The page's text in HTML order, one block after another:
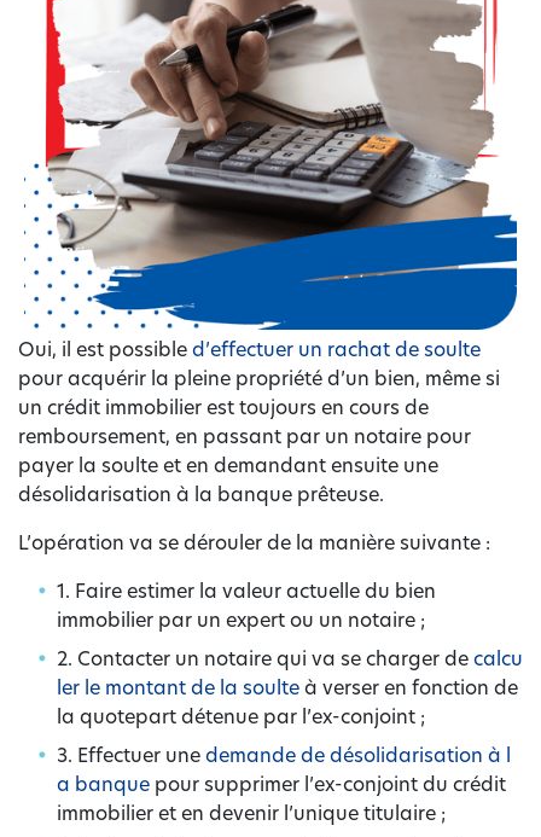
Oui, il est possibled’effectuer un rachat de soulte
pour acquérir la pleine propriété d’un bien, même si
un crédit immobilier est toujours en cours de
remboursement, en passant par un notaire pour
payer la soulte et en demandant ensuite une
désolidarisation à la banque prêteuse.
L’opération va se dérouler de la manière suivante :
1. Faire estimer la valeur actuelle du bien
immobilier par un expert ou un notaire ;
2. Contacter un notaire qui va se charger decalcu
ler le montant de la soulteà verser en fonction de
la quotepart détenue par l’ex-conjoint ;
3. Effectuer unedemande de désolidarisation à l
a banque pour supprimer l’ex-conjoint du crédit
immobilier et en devenir l’unique titulaire ;